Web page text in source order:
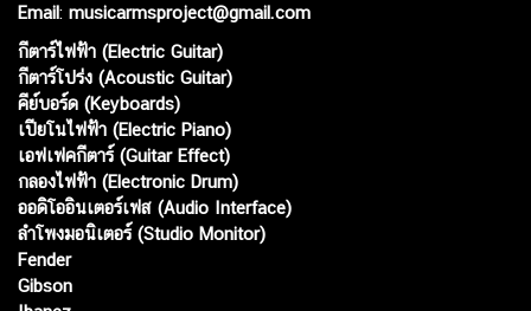
Email: musicarmsproject@gmail.com
กีตาร์ไฟฟ้า (Electric Guitar)
กีตาร์โปร่ง (Acoustic Guitar)
คีย์บอร์ด (Keyboards)
เปียโนไฟฟ้า (Electric Piano)
เอฟเฟคกีตาร์ (Guitar Effect)
กลองไฟฟ้า (Electronic Drum)
ออดิโออินเตอร์เฟส (Audio Interface)
ลำโพงมอนิเตอร์ (Studio Monitor)
Fender
Gibson